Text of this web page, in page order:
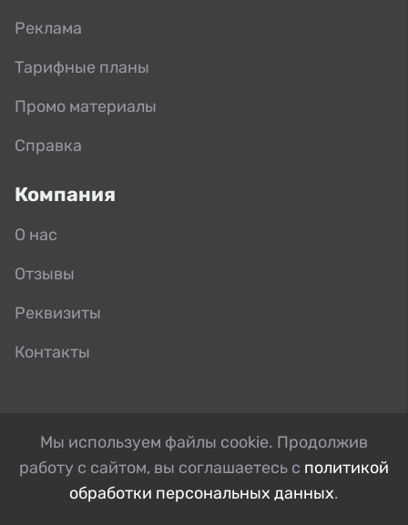
Реклама
Тарифные планы
Промо материалы
Справка
Компания
О нас
Отзывы
Реквизиты
Контакты
Мы используем файлы cookie. Продолжив
работу с сайтом, вы соглашаетесь с политикой
обработки персональных данных.